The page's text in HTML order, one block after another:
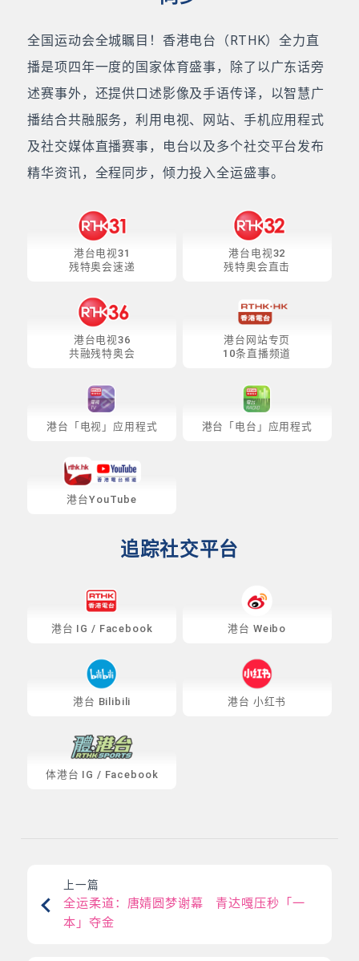
全国运动会全城瞩目！香港电台（RTHK）全力直
播是项四年一度的国家体育盛事，除了以广东话旁
述赛事外，还提供口述影像及手语传译，以智慧广
播结合共融服务，利用电视、网站、手机应用程式
及社交媒体直播赛事，电台以及多个社交平台发布
精华资讯，全程同步，倾力投入全运盛事。
港台电视31
残特奥会速递
港台电视32
残特奥会直击
港台电视36
共融残特奥会
港台网站专页
10条直播频道
港台「电视」应用程式 港台「电台」应用程式
港台YouTube
追踪社交平台
港台 IG / Facebook 港台 Weibo
港台 Bilibili 港台 小红书
体港台 IG / Facebook
上一篇
全运柔道：唐婧圆梦谢幕 青达嘎压秒「一
本」夺金